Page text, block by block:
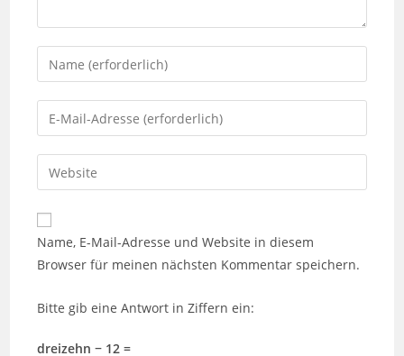
Gib
deinen
Namen
oder
zum
Kommentieren
ein
Gib
deine
E-
Mail-
zum
Kommentieren
ein
Gib
deine
Website-
URL
Name, E-Mail-Adresse und Website in diesem
Browser für meinen nächsten Kommentar speichern.
Bitte gib eine Antwort in Ziffern ein:
dreizehn − 12 =